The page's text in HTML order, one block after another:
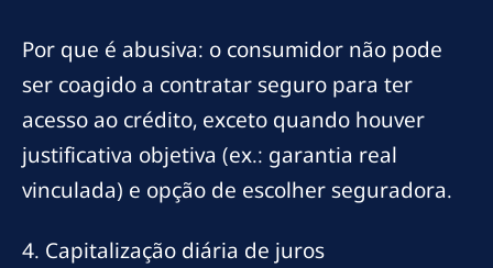
Por que é abusiva: o consumidor não pode
ser coagido a contratar seguro para ter
acesso ao crédito, exceto quando houver
justificativa objetiva (ex.: garantia real
vinculada) e opção de escolher seguradora.
4. Capitalização diária de juros